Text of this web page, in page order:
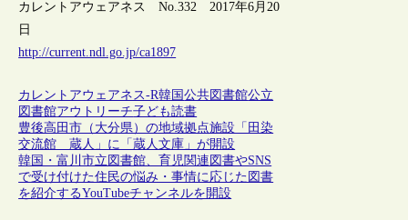
カレントアウェアネス No.332 2017年6月20
日
http://current.ndl.go.jp/ca1897
カレントアウェアネス-R韓国公共図書館公立
図書館アウトリーチ子ども読書
豊後高田市（大分県）の地域拠点施設「田染
交流館 蔵人」に「蔵人文庫」が開設
韓国・富川市立図書館、育児関連図書やSNS
で受け付けた住民の悩み・事情に応じた図書
を紹介するYouTubeチャンネルを開設